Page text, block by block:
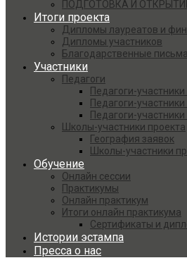
ПОДГОТОВКА И
Итоги проекта
Дипломы лауреатов и
Дипломы участников
Благодарственные письма
Участники
Педагоги
Педагоги-
Педагоги-
Педагоги-
Школы-участники проекта
География заявок
Школы-участники
Обучение
Онлайн сессии
Практикумы
Онлайн практикум
Итоги онлайн практикума
Сертификаты и
Истории эстампа
Пресса о нас